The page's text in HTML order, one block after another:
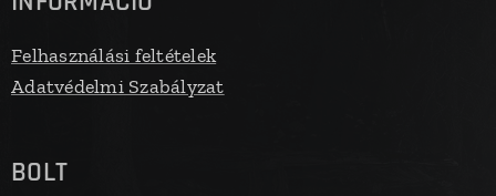
Felhasználási feltételek
Adatvédelmi Szabályzat
BOLT